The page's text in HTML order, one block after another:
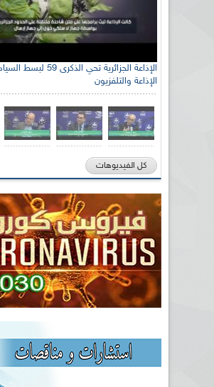
الإذاعة الجزائرية تحي الذكرى
الإذاعة والتلفزيون
كل الفيديوهات